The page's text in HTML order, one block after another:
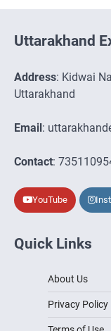
Uttarakhand
Address: Kidwai
Uttarakhand
Email:
Contact:
YouTube
Quick Links
About Us
Privacy Policy